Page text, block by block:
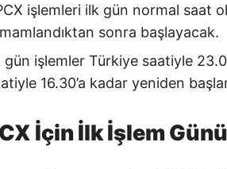
işlemleri ilk gün normal saat
sonra başlayacak.
gün işlemler Türkiye saatiyle
16.30’a kadar yeniden
İçin İlk İşlem